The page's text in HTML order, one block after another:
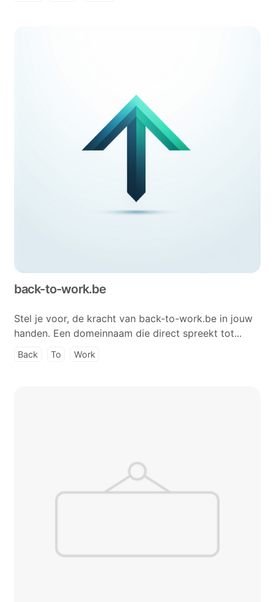
back-to-work.be
Stel je voor, de kracht van back-to-work.be in jouw
handen. Een domeinnaam die direct spreekt tot...
Back To Work